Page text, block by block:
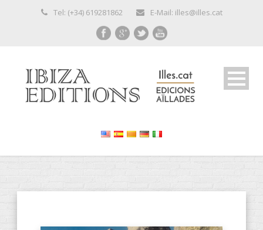
Tel: (+34) 619281862 E-Mail: illes@illes.cat